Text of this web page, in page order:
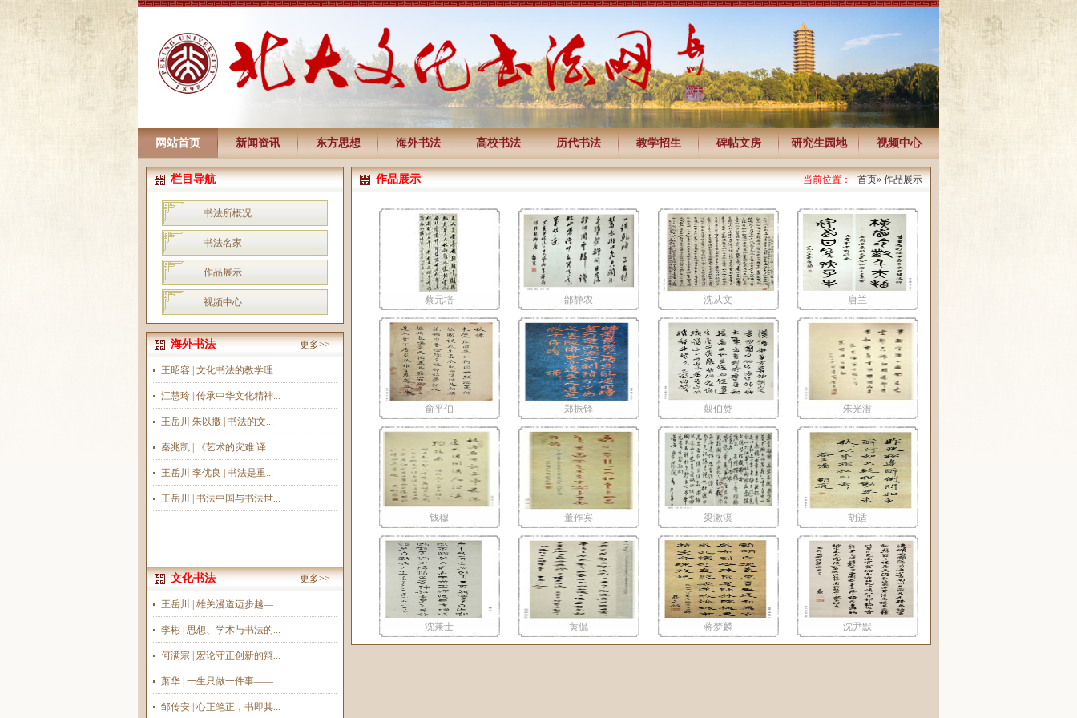
网站首页 新闻资讯 东方思想 海外书法 高校书法 历代书法 教学招生 碑帖文房 研究生园地 视频中心
栏目导航
书法所概况
书法名家
作品展示
视频中心
海外书法 更多>>
王昭容 | 文化书法的教学理...
江慧玲 | 传承中华文化精神...
王岳川 朱以撒 | 书法的文...
秦兆凯 | 《艺术的灾难 译...
王岳川 李优良 | 书法是重...
王岳川 | 书法中国与书法世...
文化书法 更多>>
王岳川 | 雄关漫道迈步越—...
李彬 | 思想、学术与书法的...
何满宗 | 宏论守正创新的辩...
萧华 | 一生只做一件事——...
邹传安 | 心正笔正，书即其...
作品展示 当前位置： 首页» 作品展示
蔡元培 邰静农 沈从文 唐兰
俞平伯 郑振铎 翦伯赞 朱光潜
钱穆 董作宾 梁漱溟 胡适
沈兼士 黄侃 蒋梦麟 沈尹默